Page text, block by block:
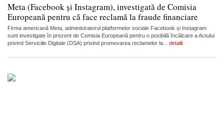
Meta (Facebook și Instagram), investigată de Comisia
Europeană pentru că face reclamă la fraude financiare
Firma americană Meta, administratorul platformelor sociale Facebook și Instagram
sunt investigate în prezent de Comisia Europeană pentru o posibilă încălcare a Actului
privind Serviciile Digitale (DSA) privind promovarea reclamelor la... detalii